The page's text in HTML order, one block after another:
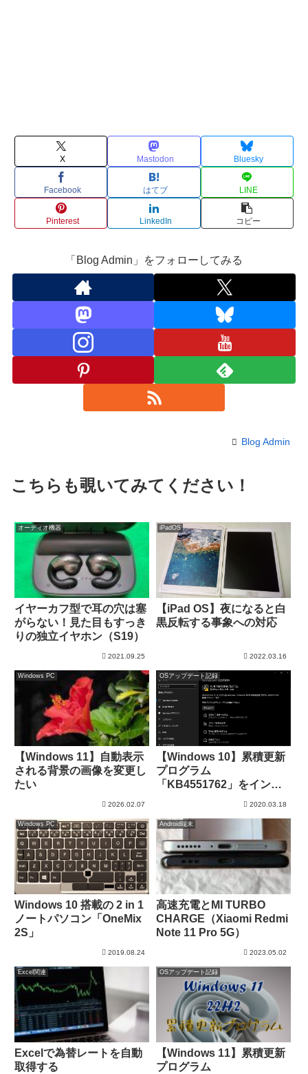
X Mastodon Bluesky
Facebook はてブ LINE
Pinterest LinkedIn コピー
「Blog Admin」をフォローしてみる
Blog Admin
こちらも覗いてみてください！
オーディオ機器
イヤーカフ型で耳の穴は塞
がらない！見た目もすっき
りの独立イヤホン（S19）
2021.09.25
iPadOS
【iPad OS】夜になると白
黒反転する事象への対応
2022.03.16
Windows PC
【Windows 11】自動表示
される背景の画像を変更し
たい
2026.02.07
OSアップデート記録
【Windows 10】累積更新
プログラム
「KB4551762」をインス
2020.03.18
Windows PC
Windows 10 搭載の 2 in 1
ノートパソコン「OneMix
2S」
2019.08.24
Android端末
高速充電とMI TURBO
CHARGE（Xiaomi Redmi
Note 11 Pro 5G）
2023.05.02
Excel関連
Excelで為替レートを自動
取得する
OSアップデート記録
【Windows 11】累積更新
プログラム